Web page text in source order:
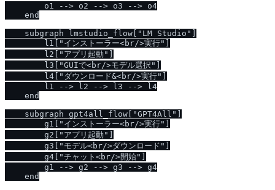
        o1 --> o2 --> o3 --> o4
    end
    subgraph lmstudio_flow["LM Studio"]
        l1["インストーラー<br/>実行"]
        l2["アプリ起動"]
        l3["GUIで<br/>モデル選択"]
        l4["ダウンロード&<br/>実行"]
        l1 --> l2 --> l3 --> l4
    end
    subgraph gpt4all_flow["GPT4All"]
        g1["インストーラー<br/>実行"]
        g2["アプリ起動"]
        g3["モデル<br/>ダウンロード"]
        g4["チャット<br/>開始"]
        g1 --> g2 --> g3 --> g4